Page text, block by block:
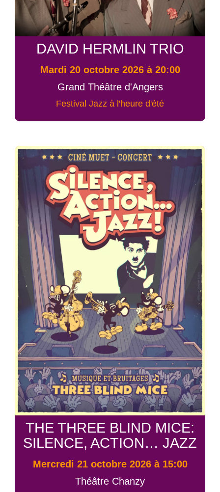
DAVID HERMLIN TRIO
mardi 20 octobre 2026 à 20:00
Grand Théâtre d'Angers
Festival Jazz à l'heure d'été
THE THREE BLIND MICE:
SILENCE, ACTION… JAZZ
mercredi 21 octobre 2026 à 15:00
Théâtre Chanzy